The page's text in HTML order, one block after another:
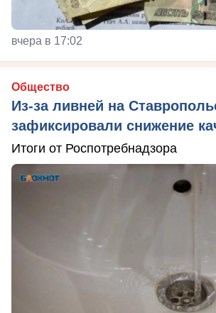
вчера в 17:02
Общество
Из-за ливней на
зафиксировали снижение
Итоги от Роспотребнадзора